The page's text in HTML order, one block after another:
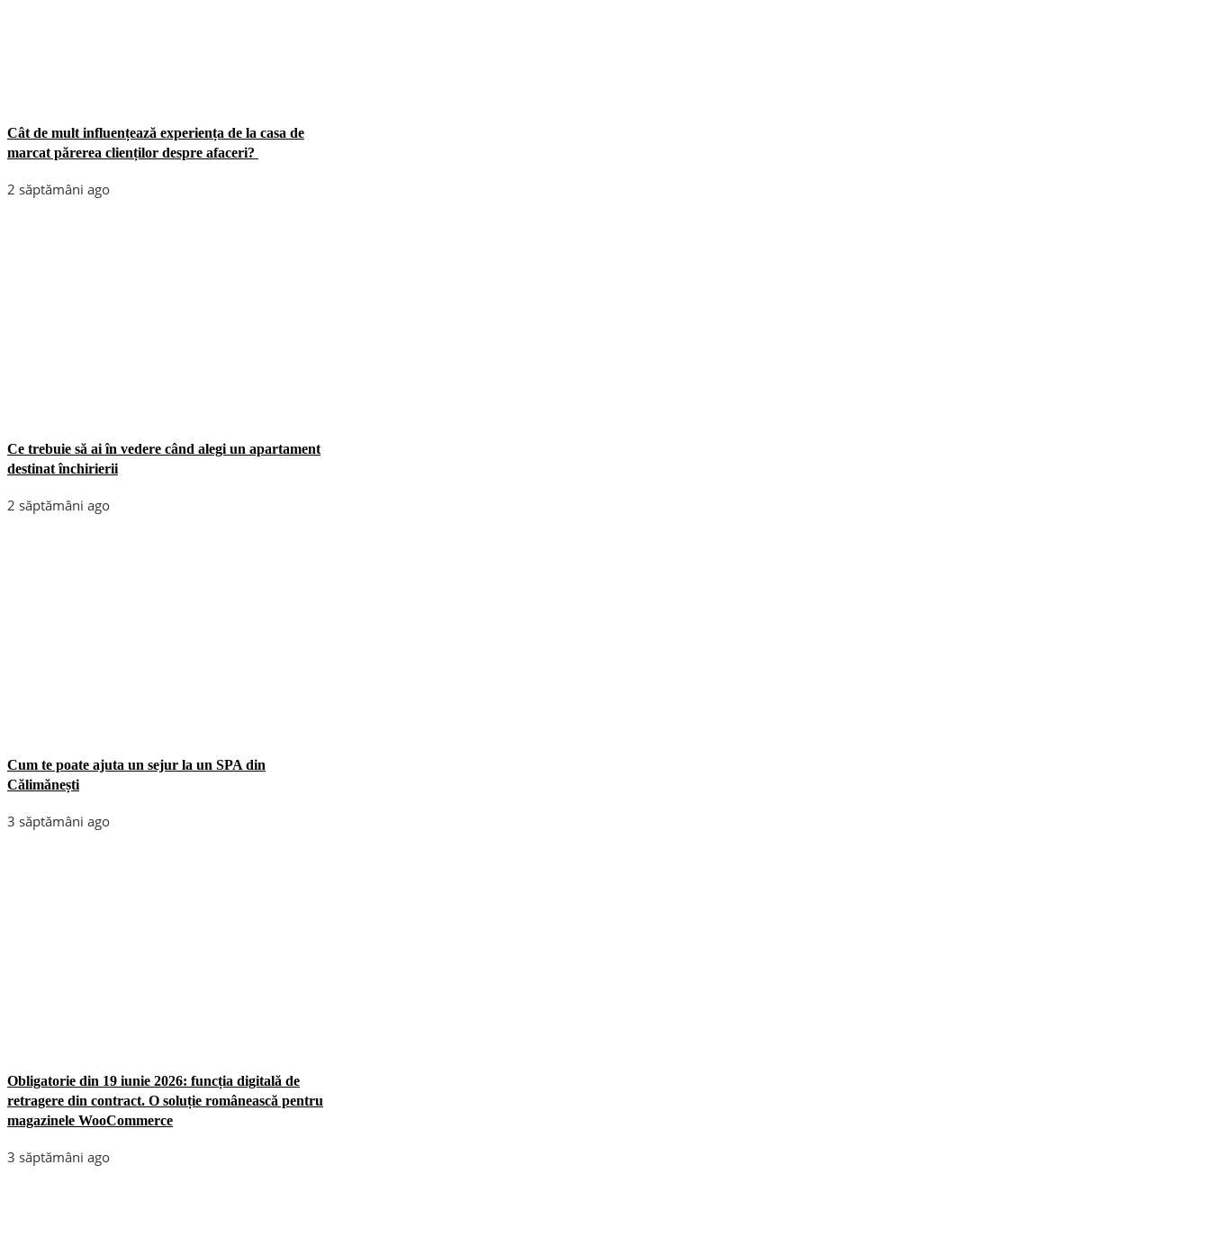
Cât de mult influențează experiența de la casa de
marcat părerea clienților despre afaceri?
2 săptămâni ago
Ce trebuie să ai în vedere când alegi un apartament
destinat închirierii
2 săptămâni ago
Cum te poate ajuta un sejur la un SPA din
Călimănești
3 săptămâni ago
Obligatorie din 19 iunie 2026: funcția digitală de
retragere din contract. O soluție românească pentru
magazinele WooCommerce
3 săptămâni ago